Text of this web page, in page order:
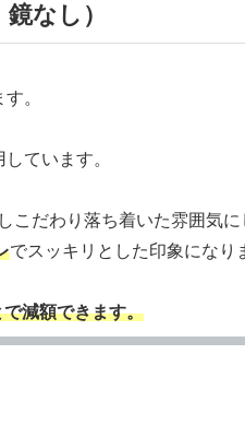
なし）
。
ています。
こだわり落ち着いた雰囲気に
でスッキリとした印象になり
減額できます。